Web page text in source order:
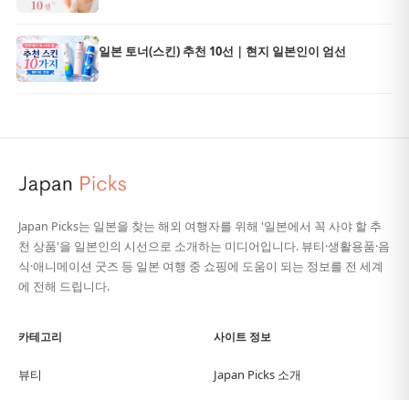
일본 토너(스킨) 추천 10선｜현지 일본인이 엄선
Japan Picks는 일본을 찾는 해외 여행자를 위해 '일본에서 꼭 사야 할 추
천 상품'을 일본인의 시선으로 소개하는 미디어입니다. 뷰티·생활용품·음
식·애니메이션 굿즈 등 일본 여행 중 쇼핑에 도움이 되는 정보를 전 세계
에 전해 드립니다.
카테고리
뷰티
사이트 정보
Japan Picks 소개